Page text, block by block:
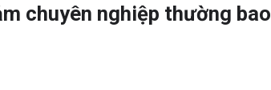
chuyên nghiệp thường bao